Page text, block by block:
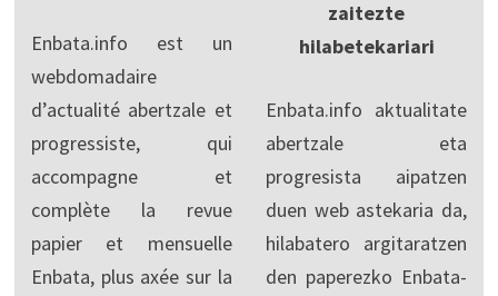
Enbata.info est un
webdomadaire
d’actualité abertzale et
progressiste, qui
accompagne et
complète la revue
papier et mensuelle
Enbata, plus axée sur la
zaitezte
hilabetekariari
Enbata.info aktualitate
abertzale eta
progresista aipatzen
duen web astekaria da,
hilabatero argitaratzen
den paperezko Enbata-